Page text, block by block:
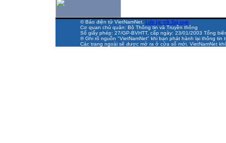
© Báo điện tử VietNamNet. Liên lạc với Toà soạn
Cơ quan chủ quản: Bộ Thông tin và Truyền thông
Số giấy phép: 27/GP-BVHTT, cấp ngày: 23/01/2003 Tổng
® Ghi rõ nguồn "VietNamNet" khi bạn phát hành lại thông tin
Các trang ngoài sẽ được mở ra ở cửa sổ mới. VietNamNet